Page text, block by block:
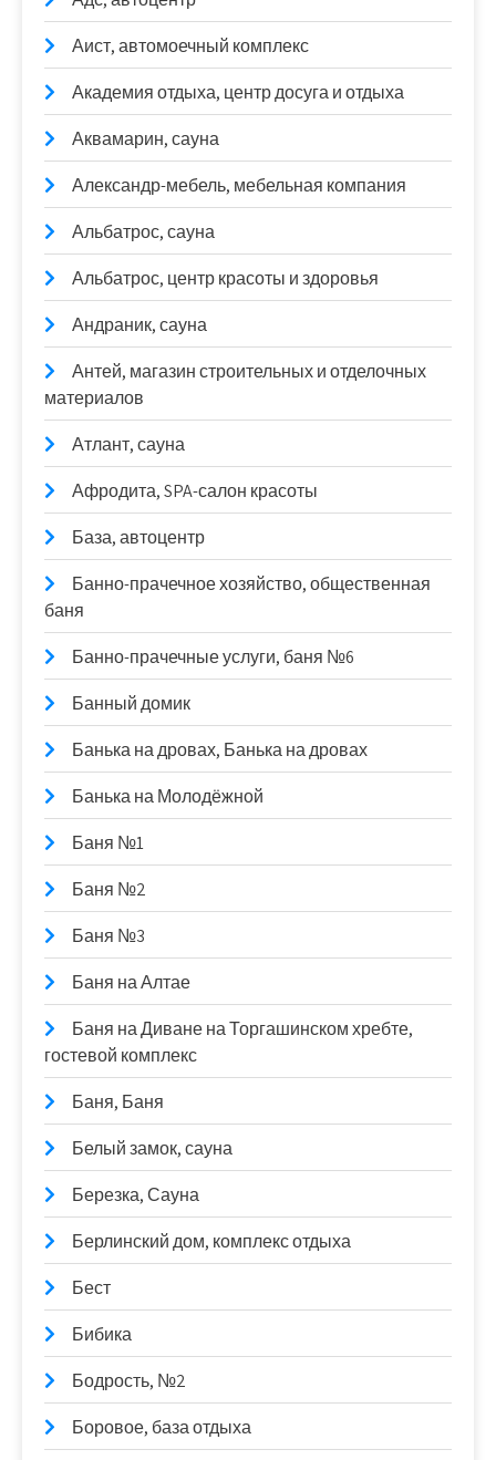
Аист, автомоечный комплекс
Академия отдыха, центр досуга и отдыха
Аквамарин, сауна
Александр-мебель, мебельная компания
Альбатрос, сауна
Альбатрос, центр красоты и здоровья
Андраник, сауна
Антей, магазин строительных и отделочных
материалов
Атлант, сауна
Афродита, SPA-салон красоты
База, автоцентр
Банно-прачечное хозяйство, общественная
баня
Банно-прачечные услуги, баня №6
Банный домик
Банька на дровах, Банька на дровах
Банька на Молодёжной
Баня №1
Баня №2
Баня №3
Баня на Алтае
Баня на Диване на Торгашинском хребте,
гостевой комплекс
Баня, Баня
Белый замок, сауна
Березка, Сауна
Берлинский дом, комплекс отдыха
Бест
Бибика
Бодрость, №2
Боровое, база отдыха